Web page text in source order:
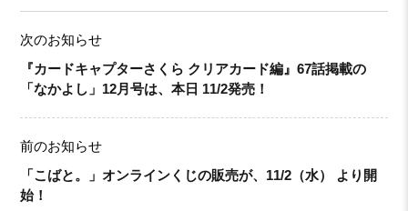
次のお知らせ
『カードキャプターさくら クリアカード編』67話掲載の
「なかよし」12月号は、本日 11/2発売！
前のお知らせ
「こばと。」オンラインくじの販売が、11/2（水） より開
始！